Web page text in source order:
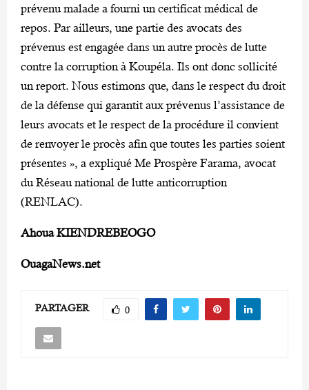
prévenu malade a fourni un certificat médical de
repos. Par ailleurs, une partie des avocats des
prévenus est engagée dans un autre procès de lutte
contre la corruption à Koupéla. Ils ont donc sollicité
un report. Nous estimons que, dans le respect du droit
de la défense qui garantit aux prévenus l’assistance de
leurs avocats et le respect de la procédure il convient
de renvoyer le procès afin que toutes les parties soient
présentes », a expliqué Me Prospère Farama, avocat
du Réseau national de lutte anticorruption
(RENLAC).
Ahoua KIENDREBEOGO
OuagaNews.net
PARTAGER 0